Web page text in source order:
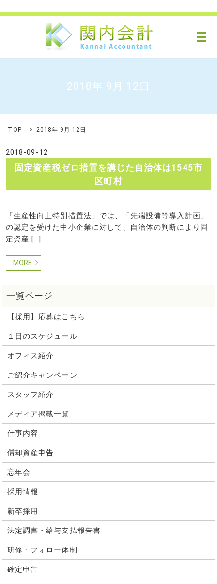
メ
2018年 9月 12日
TOP 2018年 9月 12日
2018-09-12
固定資産税ゼロ措置を講じた自治体は1545市
区町村
「生産性向上特別措置法」では、「先端設備等導入計画」
の認定を受けた中小企業に対して、自治体の判断により固
定資産 […]
MORE
【採用】応募はこちら
１日のスケジュール
オフィス紹介
ご紹介キャンペーン
スタッフ紹介
メディア掲載一覧
仕事内容
償却資産申告
忘年会
採用情報
新卒採用
法定調書・給与支払報告書
研修・フォロー体制
確定申告